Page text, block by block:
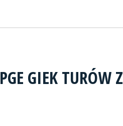
PGE GIEK TURÓW